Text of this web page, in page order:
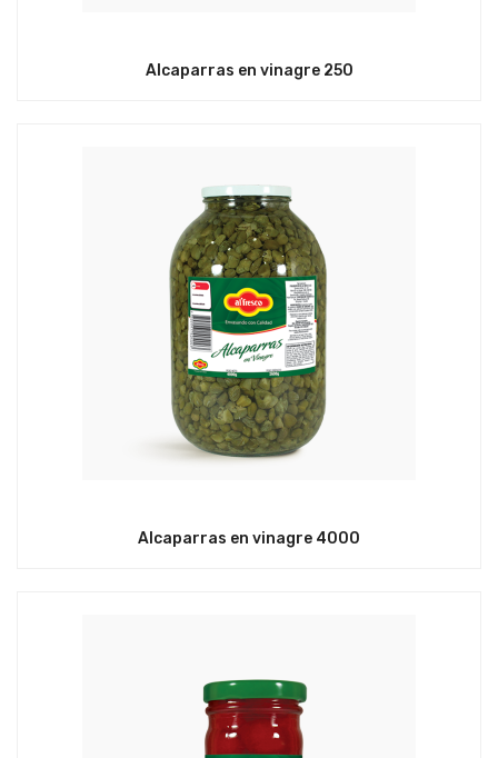
Alcaparras en vinagre 250
Alcaparras en vinagre 4000